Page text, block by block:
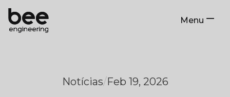
Menu
Notícias/Feb 19, 2026